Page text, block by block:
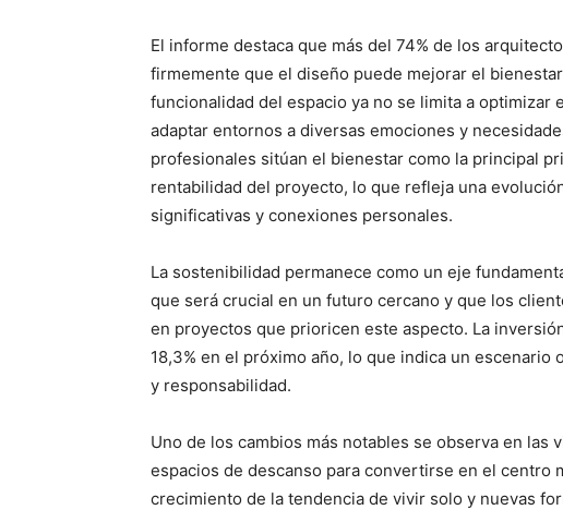
El informe destaca que más del 74% de los
firmemente que el diseño puede mejorar el
funcionalidad del espacio ya no se limita a
adaptar entornos a diversas emociones y
profesionales sitúan el bienestar como la principal
rentabilidad del proyecto, lo que refleja una
significativas y conexiones personales.
La sostenibilidad permanece como un eje
que será crucial en un futuro cercano y que los
en proyectos que prioricen este aspecto. La
18,3% en el próximo año, lo que indica un
y responsabilidad.
Uno de los cambios más notables se observa en las
espacios de descanso para convertirse en el centro
crecimiento de la tendencia de vivir solo y nuevas